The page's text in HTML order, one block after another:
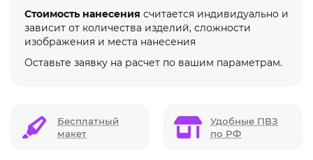
Стоимость нанесения считается индивидуально и
зависит от количества изделий, сложности
изображения и места нанесения
Оставьте заявку на расчет по вашим параметрам.
Бесплатный
макет
Удобные ПВЗ
по РФ